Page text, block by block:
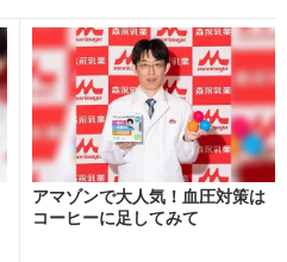
アマゾンで大人気！血圧対策は
コーヒーに足してみて